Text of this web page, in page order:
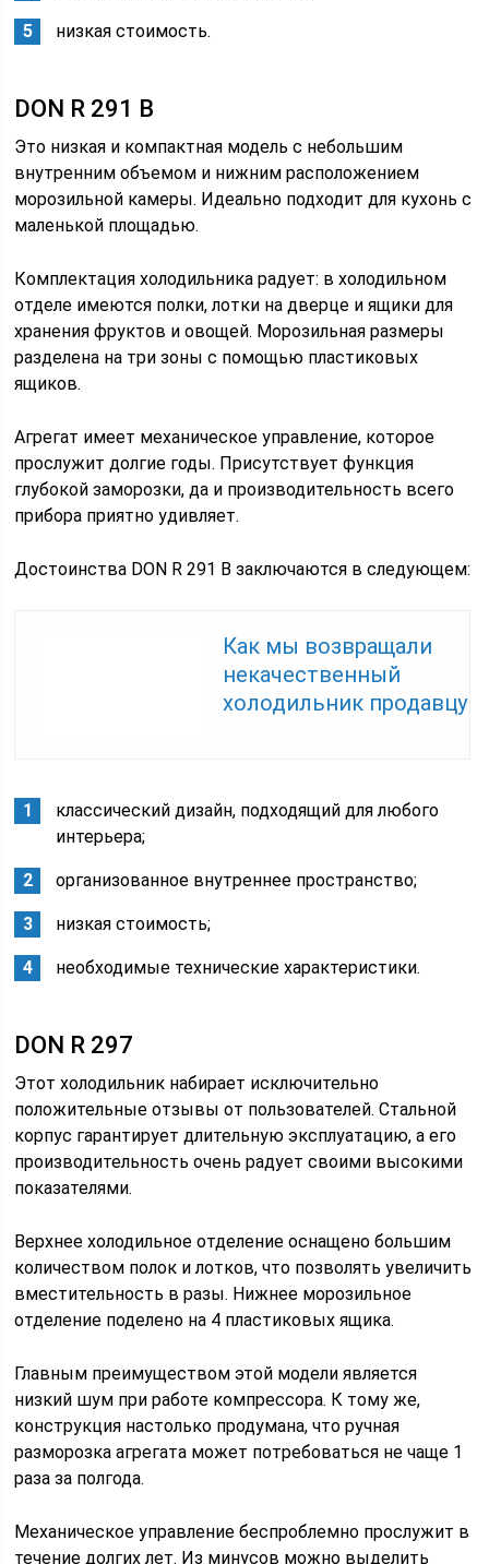
низкая стоимость.
DON R 291 B
Это низкая и компактная модель с небольшим
внутренним объемом и нижним расположением
морозильной камеры. Идеально подходит для кухонь с
маленькой площадью.
Комплектация холодильника радует: в холодильном
отделе имеются полки, лотки на дверце и ящики для
хранения фруктов и овощей. Морозильная размеры
разделена на три зоны с помощью пластиковых
ящиков.
Агрегат имеет механическое управление, которое
прослужит долгие годы. Присутствует функция
глубокой заморозки, да и производительность всего
прибора приятно удивляет.
Достоинства DON R 291 B заключаются в следующем:
Как мы возвращали
некачественный
холодильник продавцу
классический дизайн, подходящий для любого
интерьера;
организованное внутреннее пространство;
низкая стоимость;
необходимые технические характеристики.
DON R 297
Этот холодильник набирает исключительно
положительные отзывы от пользователей. Стальной
корпус гарантирует длительную эксплуатацию, а его
производительность очень радует своими высокими
показателями.
Верхнее холодильное отделение оснащено большим
количеством полок и лотков, что позволять увеличить
вместительность в разы. Нижнее морозильное
отделение поделено на 4 пластиковых ящика.
Главным преимуществом этой модели является
низкий шум при работе компрессора. К тому же,
конструкция настолько продумана, что ручная
разморозка агрегата может потребоваться не чаще 1
раза за полгода.
Механическое управление беспроблемно прослужит в
течение долгих лет. Из минусов можно выделить